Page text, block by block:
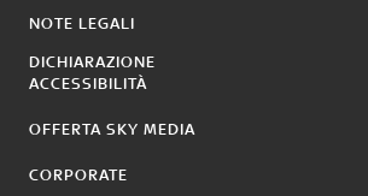
NOTE LEGALI
DICHIARAZIONE
ACCESSIBILITÀ
OFFERTA SKY MEDIA
CORPORATE